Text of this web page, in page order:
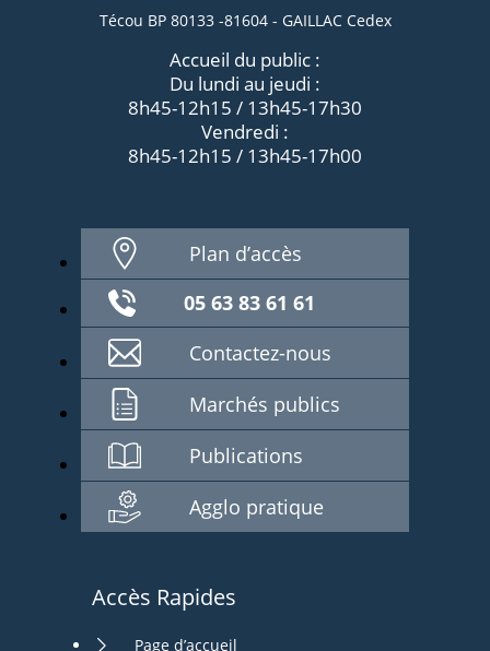
Técou BP 80133 -81604 - GAILLAC Cedex
Accueil du public :
Du lundi au jeudi :
8h45-12h15 / 13h45-17h30
Vendredi :
8h45-12h15 / 13h45-17h00
Plan d’accès
05 63 83 61 61
Contactez-nous
Marchés publics
Publications
Agglo pratique
Accès Rapides
Page d’accueil